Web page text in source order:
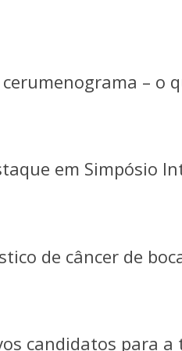
– o
em Simpósio
de câncer de
candidatos para